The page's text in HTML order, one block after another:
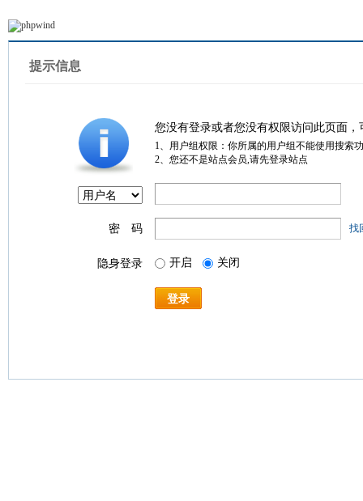
提示信息
您没有登录或者您没有权限访问此页面
1、用户组权限：你所属的用户组不能使用搜索
2、您还不是站点会员,请先登录站点
密 码 找
隐身登录 开启 关闭
登录